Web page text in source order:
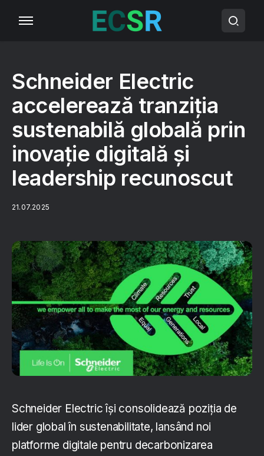
Schneider Electric
accelerează tranziția
sustenabilă globală prin
inovație digitală și
leadership recunoscut
21.07.2025
Schneider Electric își consolidează poziția de
lider global în sustenabilitate, lansând noi
platforme digitale pentru decarbonizarea